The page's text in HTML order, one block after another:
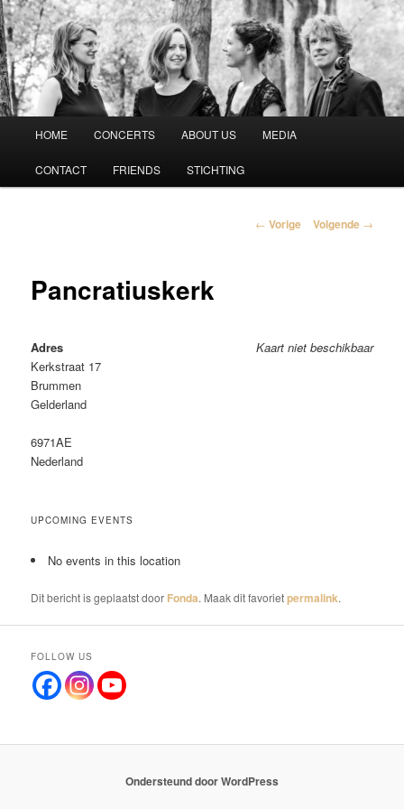
Vespucci Kwartet
Spring
naar
inhoud
HOME CONCERTS ABOUT US MEDIA
CONTACT FRIENDS STICHTING
Berichtnavigatie
← Vorige Volgende →
Pancratiuskerk
Kaart niet beschikbaar
Adres
Kerkstraat 17
Brummen
Gelderland
6971AE
Nederland
UPCOMING EVENTS
No events in this location
Dit bericht is geplaatst door Fonda. Maak dit favorietpermalink.
FOLLOW US
Ondersteund door WordPress